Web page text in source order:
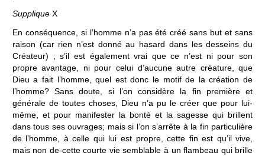
SuppliqueX
En conséquence, si l’homme n’a pas été créé sans but et sans
raison (car rien n’est donné au hasard dans les desseins du
Créateur) ; s’il est également vrai que ce n’est ni pour son
propre avantage, ni pour celui d’aucune autre créature, que
Dieu a fait l’homme, quel est donc le motif de la création de
l’homme? Sans doute, si l’on considère la fin première et
générale de toutes choses, Dieu n’a pu le créer que pour lui-
même, et pour manifester la bonté et la sagesse qui brillent
dans tous ses ouvrages; mais si l’on s’arrête à la fin particulière
de l’homme, à celle qui lui est propre, cette fin est qu’il vive,
mais non de-cette courte vie semblable à un flambeau qui brille